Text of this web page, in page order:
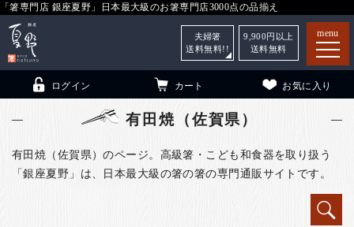
「箸専門店 銀座夏野」日本最大級のお箸専門店3000点の品揃え
menu
ログイン カート お気に入り
夫婦箸
送料無料!!
9,900 円以上
送料無料
有田焼（佐賀県）
有田焼（佐賀県）のページ。高級箸・こども和食器を取り扱う
「銀座夏野」は、日本最大級の箸の箸の専門通販サイトです。